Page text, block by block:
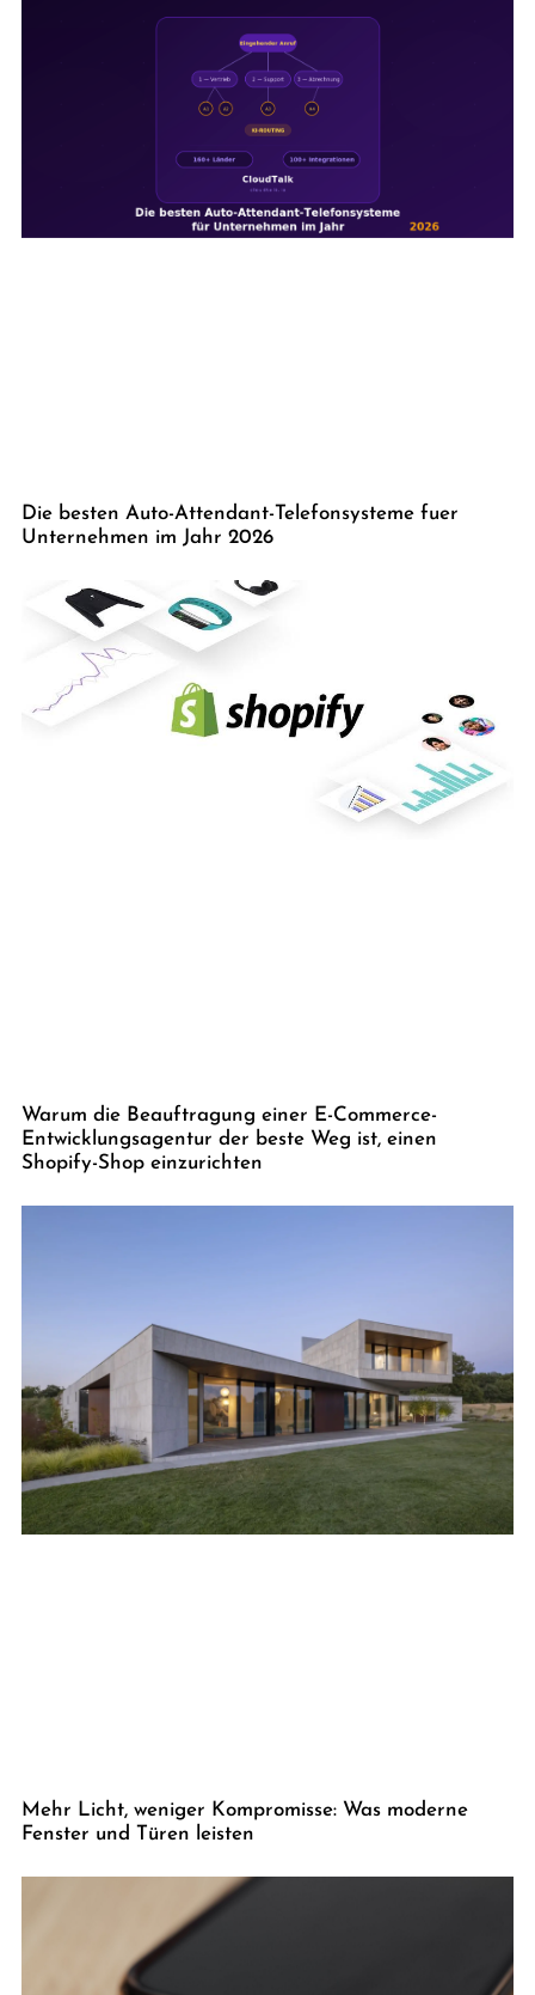
Die besten Auto-Attendant-Telefonsysteme fuer
Unternehmen im Jahr 2026
Warum die Beauftragung einer E-Commerce-
Entwicklungsagentur der beste Weg ist, einen
Shopify-Shop einzurichten
Mehr Licht, weniger Kompromisse: Was moderne
Fenster und Türen leisten